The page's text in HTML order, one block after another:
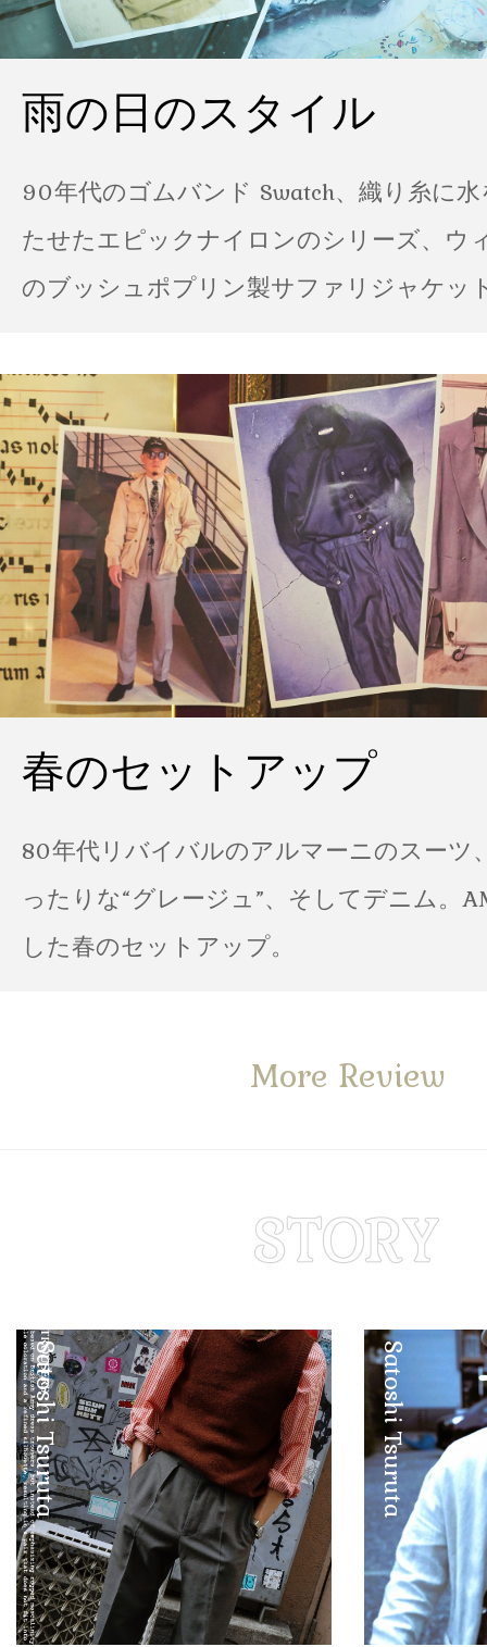
雨の日のスタイル
90年代のゴムバンド Swatch、織り糸に
たせたエピックナイロンのシリーズ、ウ
のブッシュポプリン製サファリジャケッ
春のセットアップ
80年代リバイバルのアルマーニのスーツ
ったりな“グレージュ”、そしてデニム。
した春のセットアップ。
More Review
Satoshi Tsuruta Satoshi Tsuruta